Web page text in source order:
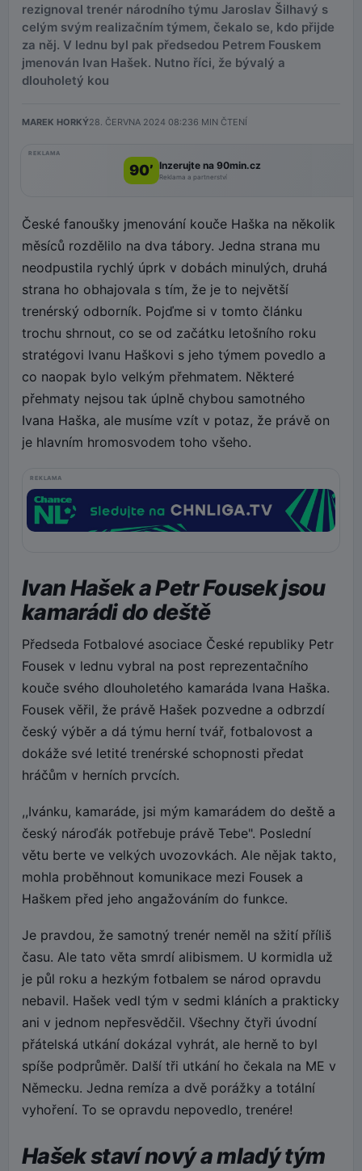
rezignoval trenér národního týmu Jaroslav Šilhavý s
celým svým realizačním týmem, čekalo se, kdo přijde
za něj. V lednu byl pak předsedou Petrem Fouskem
jmenován Ivan Hašek. Nutno říci, že bývalý a
dlouholetý kou
MAREK HORKÝ28. ČERVNA 2024 08:236 MIN ČTENÍ
REKLAMA
90’ Inzerujte na 90min.cz
Reklama a partnerství
České fanoušky jmenování kouče Haška na několik
měsíců rozdělilo na dva tábory. Jedna strana mu
neodpustila rychlý úprk v dobách minulých, druhá
strana ho obhajovala s tím, že je to největší
trenérský odborník. Pojďme si v tomto článku
trochu shrnout, co se od začátku letošního roku
stratégovi Ivanu Haškovi s jeho týmem povedlo a
co naopak bylo velkým přehmatem. Některé
přehmaty nejsou tak úplně chybou samotného
Ivana Haška, ale musíme vzít v potaz, že právě on
je hlavním hromosvodem toho všeho.
REKLAMA
Ivan Hašek a Petr Fousek jsou
kamarádi do deště
Předseda Fotbalové asociace České republiky Petr
Fousek v lednu vybral na post reprezentačního
kouče svého dlouholetého kamaráda Ivana Haška.
Fousek věřil, že právě Hašek pozvedne a odbrzdí
český výběr a dá týmu herní tvář, fotbalovost a
dokáže své letité trenérské schopnosti předat
hráčům v herních prvcích.
,,Ivánku, kamaráde, jsi mým kamarádem do deště a
český nároďák potřebuje právě Tebe". Poslední
větu berte ve velkých uvozovkách. Ale nějak takto,
mohla proběhnout komunikace mezi Fousek a
Haškem před jeho angažováním do funkce.
Je pravdou, že samotný trenér neměl na sžití příliš
času. Ale tato věta smrdí alibismem. U kormidla už
je půl roku a hezkým fotbalem se národ opravdu
nebavil. Hašek vedl tým v sedmi kláních a prakticky
ani v jednom nepřesvědčil. Všechny čtyři úvodní
přátelská utkání dokázal vyhrát, ale herně to byl
spíše podprůměr. Další tři utkání ho čekala na ME v
Německu. Jedna remíza a dvě porážky a totální
vyhoření. To se opravdu nepovedlo, trenére!
Hašek staví nový a mladý tým